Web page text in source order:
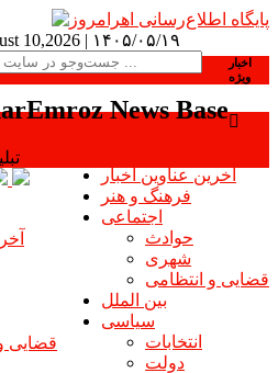
10,2026 | ۱۴۰۵/۰۵/۱۹
News Base
آخرین عناوین اخبار
فرهنگ و هنر
اجتماعی
حوادث
شهری
قضایی و انتظامی
بین الملل
سیاسی
انتخابات
دولت
قضایی
اخبار
ویژه